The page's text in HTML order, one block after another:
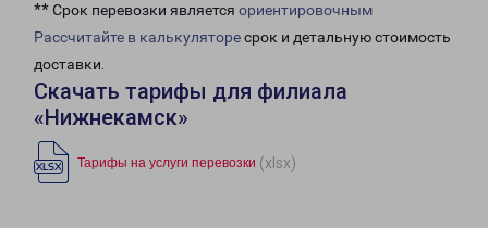
** Срок перевозки является ориентировочным
Рассчитайте в калькуляторесрок и детальную стоимость
доставки.
Скачать тарифы для филиала
«Нижнекамск»
Тарифы на услуги перевозки (xlsx)